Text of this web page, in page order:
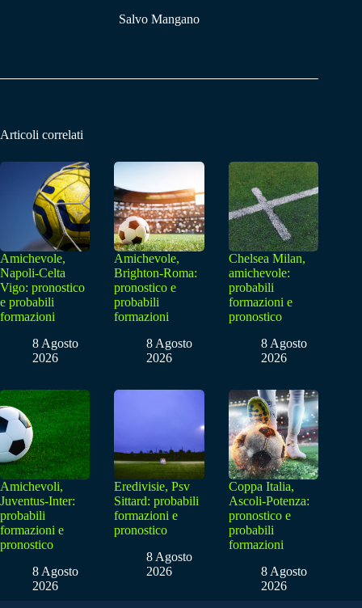
Salvo Mangano
Articoli correlati
Amichevole,
Napoli-Celta
Vigo: pronostico
e probabili
formazioni
8 Agosto
2026
Amichevole,
Brighton-Roma:
pronostico e
probabili
formazioni
8 Agosto
2026
Chelsea Milan,
amichevole:
probabili
formazioni e
pronostico
8 Agosto
2026
Amichevoli,
Juventus-Inter:
probabili
formazioni e
pronostico
8 Agosto
2026
Eredivisie, Psv
Sittard: probabili
formazioni e
pronostico
8 Agosto
2026
Coppa Italia,
Ascoli-Potenza:
pronostico e
probabili
formazioni
8 Agosto
2026